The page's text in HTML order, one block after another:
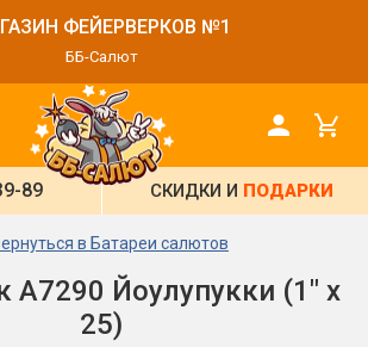
ФЕЙЕРВЕРКОВ №1
ББ-Салют
89 СКИДКИ И ПОДАРКИ
в Батареи салютов
А7290 Йоулупукки (1" х
25)